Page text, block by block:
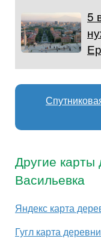
5
Другие
Васильевка
Яндекс карта
Гугл карта